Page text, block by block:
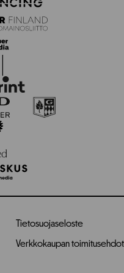
Tietosuojaseloste
Verkkokaupan toimitusehdot